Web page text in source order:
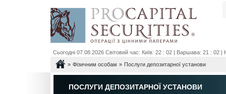
Сьогодні 07.08.2026 Світовий час: Київ: 22 : 02 | Варшава: 21 : 02
» Фізичним особам » Послуги депозитарної установи
ПОСЛУГИ ДЕПОЗИТАРНОЇ УСТАНОВИ